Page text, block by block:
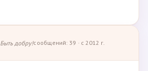
Быть добру!сообщений: 39 · с 2012 г.